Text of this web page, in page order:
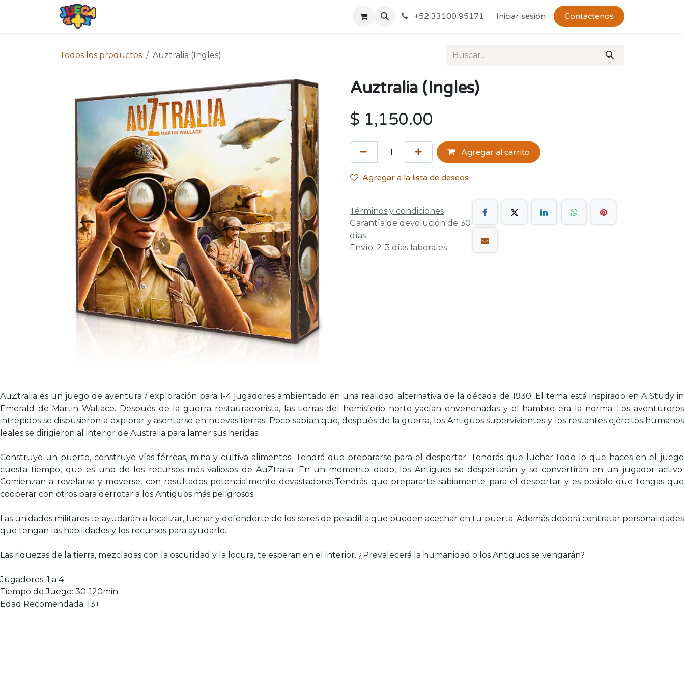
Acerca de Nosotros Politicas de Envío y Devoluciones
+52 33100 95171 Iniciar sesión Contáctenos
Todos los productos Auztralia (Ingles)
Auztralia (Ingles)
$ 1,150.00
Agregar al carrito
Agregar a la lista de deseos
Términos y condiciones
Garantía de devolución de 30
días
Envío: 2-3 días laborales
AuZtralia es un juego de aventura / exploración para 1-4 jugadores ambientado en una realidad alternativa de la década de 1930. El tema está inspirado en A Study in
Emerald de Martin Wallace. Después de la guerra restauracionista, las tierras del hemisferio norte yacían envenenadas y el hambre era la norma. Los aventureros
intrépidos se dispusieron a explorar y asentarse en nuevas tierras. Poco sabían que, después de la guerra, los Antiguos supervivientes y los restantes ejércitos humanos
leales se dirigieron al interior de Australia para lamer sus heridas.
Construye un puerto, construye vías férreas, mina y cultiva alimentos. Tendrá que prepararse para el despertar. Tendrás que luchar.Todo lo que haces en el juego
cuesta tiempo, que es uno de los recursos más valiosos de AuZtralia. En un momento dado, los Antiguos se despertarán y se convertirán en un jugador activo.
Comienzan a revelarse y moverse, con resultados potencialmente devastadores.Tendrás que prepararte sabiamente para el despertar y es posible que tengas que
cooperar con otros para derrotar a los Antiguos más peligrosos.
Las unidades militares te ayudarán a localizar, luchar y defenderte de los seres de pesadilla que pueden acechar en tu puerta. Además deberá contratar personalidades
que tengan las habilidades y los recursos para ayudarlo.
Las riquezas de la tierra, mezcladas con la oscuridad y la locura, te esperan en el interior. ¿Prevalecerá la humanidad o los Antiguos se vengarán?
Jugadores: 1 a 4
Tiempo de Juego: 30-120min
Edad Recomendada: 13+